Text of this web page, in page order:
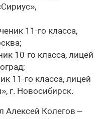
11-го класса,
10-го класса, лицей
11-го класса, лицей
г. Новосибирск.
Алексей Колегов –